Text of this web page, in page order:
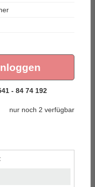
nur noch 2 verfügbar